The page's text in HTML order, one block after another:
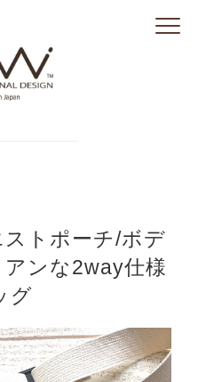
ストポーチ/ボデ
ンな2way仕様
グ